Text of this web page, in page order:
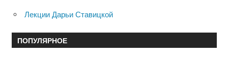
Лекции Дарьи Ставицкой
ПОПУЛЯРНОЕ